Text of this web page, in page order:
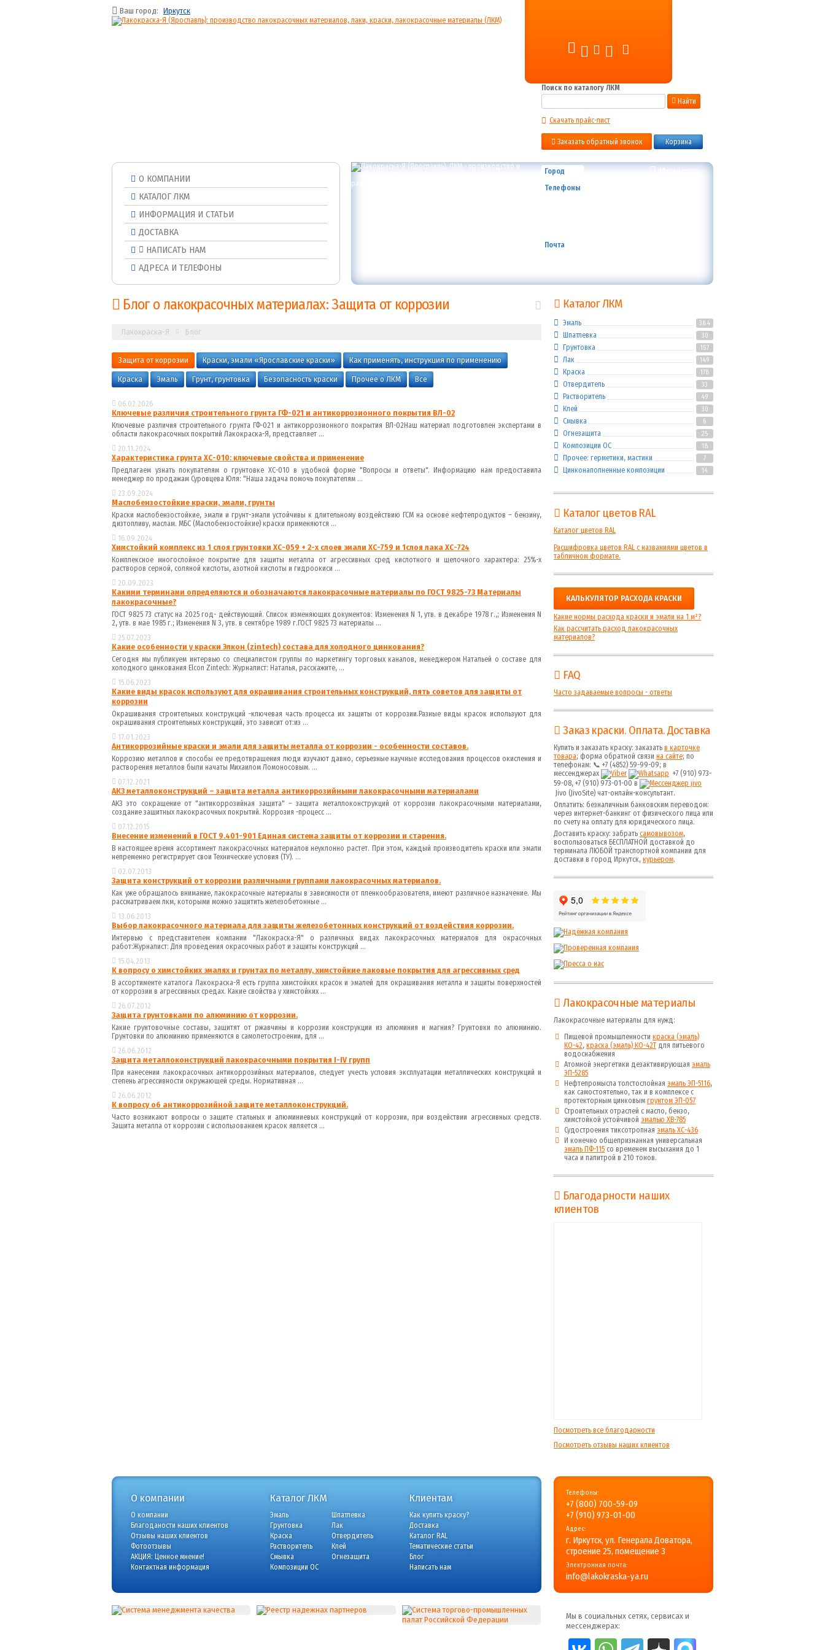
Ваш город: Иркутск
Поиск по каталогу ЛКМ
Найти
Скачать прайс-лист
Заказать обратный звонок Корзина
О КОМПАНИИ
КАТАЛОГ ЛКМ
ИНФОРМАЦИЯ И СТАТЬИ
ДОСТАВКА
НАПИСАТЬ НАМ
АДРЕСА И ТЕЛЕФОНЫ
Город Иркутск
Телефоны
Почта
Блог о лакокрасочных материалах: Защита от коррозии
Лакокраска-Я Блог
Защита от коррозии Краски, эмали «Ярославские краски»
Как применять, инструкция по применению
Краска
Эмаль Грунт, грунтовка Безопасность краски Прочее о ЛКМ Все
06.02.2026
Ключевые различия строительного грунта ГФ-021 и антикоррозионного покрытия ВЛ-02
Ключевые различия строительного грунта ГФ-021 и антикоррозионного покрытия ВЛ-02Наш материал подготовлен экспертами в
области лакокрасочных покрытий Лакокраска-Я, представляет ...
20.11.2024
Характеристика грунта ХС-010: ключевые свойства и применение
Предлагаем узнать покупателям о грунтовке ХС-010 в удобной форме "Вопросы и ответы". Информацию нам предоставила
менеджер по продажам Суровцева Юля: "Наша задача помочь покупателям ...
23.09.2024
Маслобензостойкие краски, эмали, грунты
Краски маслобензостойкие, эмали и грунт-эмали устойчивы к длительному воздействию ГСМ на основе нефтепродуктов – бензину,
дизтопливу, маслам. МБС (Маслобензостойкие) краски применяются ...
16.09.2024
Химстойкий комплекс из 1 слоя грунтовки ХС-059 + 2-х слоев эмали ХС-759 и 1слоя лака ХС-724
Комплексное многослойное покрытие для защиты металла от агрессивных сред кислотного и щелочного характера: 25%-х
растворов серной, соляной кислоты, азотной кислоты и гидроокиси ...
20.09.2023
Какими терминами определяются и обозначаются лакокрасочные материалы по ГОСТ 9825-73 Материалы
лакокрасочные?
ГОСТ 9825 73 статус на 2025 год- действующий. Список изменяющих документов: Изменения N 1, утв. в декабре 1978 г.,; Изменения N
2, утв. в мае 1985 г.; Изменения N 3, утв. в сентябре 1989 г.ГОСТ 9825 73 материалы ...
25.07.2023
Какие особенности у краски Элкон (zintech) состава для холодного цинкования?
Сегодня мы публикуем интервью со специалистом группы по маркетингу торговых каналов, менеджером Натальей о составе для
холодного цинкования Elcon Zintech: Журналист: Наталья, расскажите, ...
15.06.2023
Какие виды красок используют для окрашивания строительных конструкций, пять советов для защиты от
коррозии
Окрашивания строительных конструкций -ключевая часть процесса их защиты от коррозии.Разные виды красок используют для
окрашивания строительных конструкций, это зависит от:из ...
17.01.2023
Антикоррозийные краски и эмали для защиты металла от коррозии - особенности составов.
Коррозию металлов и способы ее предотвращения люди изучают давно, серьезные научные исследования процессов окисления и
растворения металлов были начаты Михаилом Ломоносовым. ...
07.12.2021
АКЗ металлоконструкций – защита металла антикоррозийными лакокрасочными материалами
АКЗ это сокращение от "антикоррозийная защита" – защита металлоконструкций от коррозии лакокрасочными материалами,
создание защитных лакокрасочных покрытий. Коррозия -процесс ...
07.12.2015
Внесение изменений в ГОСТ 9.401-901 Единая система защиты от коррозии и старения.
В настоящее время ассортимент лакокрасочных материалов неуклонно растет. При этом, каждый производитель краски или эмали
непременно регистрирует свои Технические условия (ТУ). ...
02.07.2013
Защита конструкций от коррозии различными группами лакокрасочных материалов.
Как уже обращалось внимание, лакокрасочные материалы в зависимости от пленкообразователя, имеют различное назначение. Мы
рассматриваем лкм, которыми можно защитить железобетонные ...
13.06.2013
Выбор лакокрасочного материала для защиты железобетонных конструкций от воздействия коррозии.
Интервью с представителем компании "Лакокраска-Я" о различных видах лакокрасочных материалов для окрасочных
работ:Журналист: Для проведения окрасочных работ и защиты конструкций ...
15.04.2013
К вопросу о химстойких эмалях и грунтах по металлу, химстойкие лаковые покрытия для агрессивных сред
В ассортименте каталога Лакокраска-Я есть группа химстойких красок и эмалей для окрашивания металла и защиты поверхностей
от коррозии в агрессивных средах. Какие свойства у химстойких ...
26.07.2012
Защита грунтовками по алюминию от коррозии.
Какие грунтовочные составы, защитят от ржавчины и коррозии конструкции из алюминия и магния? Грунтовки по алюминию.
Грунтовки по алюминию применяются в самолетостроении, для ...
26.06.2012
Защита металлоконструкций лакокрасочными покрытия I-IV групп
При нанесении лакокрасочных антикоррозийных материалов, следует учесть условия эксплуатации металлических конструкций и
степень агрессивности окружающей среды. Нормативная ...
26.06.2012
К вопросу об антикоррозийной защите металлоконструкций.
Часто возникают вопросы о защите стальных и алюминиевых конструкций от коррозии, при воздействии агрессивных средств.
Защита металла от коррозии с использованием красок является ...
Каталог ЛКМ
Эмаль 384
Шпатлевка 30
Грунтовка 157
Лак 149
Краска 178
Отвердитель 33
Растворитель 49
Клей 30
Смывка 6
Огнезащита 25
Композиции ОС 18
Прочее: герметики, мастики 7
Цинконаполненные композиции 14
Каталог цветов RAL
Каталог цветов RAL
Расшифровка цветов RAL с названиями цветов в
табличном формате.
КАЛЬКУЛЯТОР РАСХОДА КРАСКИ
Какие нормы расхода краски и эмали на 1 м²?
Как рассчитать расход лакокрасочных
материалов?
FAQ
Часто задаваемые вопросы - ответы
Заказ краски. Оплата. Доставка
Купить и заказать краску: заказать в карточке
товара; форма обратной связи на сайте; по
телефонам: 📞 +7 (4852) 59-99-09; в
мессенджерах
+7 (910) 973-
59-08, +7 (910) 973-01-00 в
Jivo (JivoSite) чат-онлайн-консультант.
Оплатить: безналичным банковским переводом:
через интернет-банкинг от физического лица или
по счету на оплату для юридического лица.
Доставить краску: забрать самовывозом,
воспользоваться БЕСПЛАТНОЙ доставкой до
терминала ЛЮБОЙ транспортной компании для
доставки в город Иркутск, курьером.
Лакокрасочные материалы
Лакокрасочные материалы для нужд:
Пищевой промышленности краска (эмаль)
КО-42, краска (эмаль) КО-42Т для питьевого
водоснабжения
Атомной энергетики дезактивирующая эмаль
ЭП-5285
Нефтепромысла толстослойная эмаль ЭП-5116,
как самостоятельно, так и в комплексе с
протекторным цинковым грунтом ЭП-057
Строительных отраслей с масло, бензо,
химстойкой устойчивой эмалью ХВ-785
Судостроения тиксотропная эмаль ХС-436
И конечно общепризнанная универсальная
эмаль ПФ-115 со временем высыхания до 1
часа и палитрой в 210 тонов.
Благодарности наших
клиентов
Посмотреть все благодарности
Посмотреть отзывы наших клиентов
О компании
О компании
Благоданости наших клиентов
Отзывы наших клиентов
Фотоотзывы
АКЦИЯ: Ценное мнение!
Контактная информация
Каталог ЛКМ
Эмаль
Шпатлевка
Грунтовка
Лак
Краска
Отвердитель
Растворитель
Клей
Смывка
Огнезащита
Композиции ОС
Клиентам
Как купить краску?
Доставка
Каталог RAL
Тематические статьи
Блог
Написать нам
Телефоны:
+7 (800) 700-59-09
+7 (910) 973-01-00
Адрес:
г. Иркутск, ул. Генерала Доватора,
строение 25, помещение 3
Электронная почта:
info@lakokraska-ya.ru
Мы в социальных сетях, сервисах и
мессенджерах: